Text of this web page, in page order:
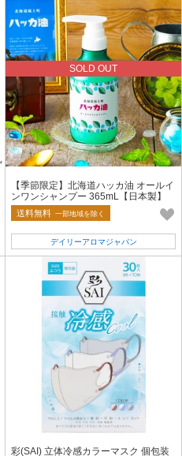
SOLD OUT
【季節限定】北海道ハッカ油 オールイ
ンワンシャンプー 365mL【日本製】
送料無料 一部地域を除く
デイリーアロマジャパン
彩(SAI) 立体冷感カラーマスク 個包装